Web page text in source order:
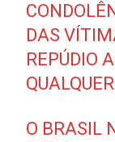
DAS
REPÚDIO
O BRASIL